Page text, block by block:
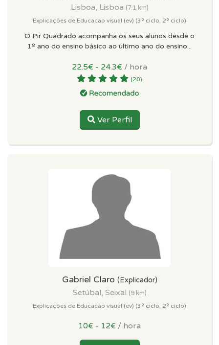
Lisboa, Lisboa (7.1 km)
Explicações de Educacao visual (ev) (3º ciclo, 2º ciclo)
O Pir Quadrado acompanha os seus alunos desde o
1º ano do ensino básico ao último ano do ensino...
22.5€ - 24.3€ / hora
(20)
Ver Perfil
Gabriel Claro (Explicador)
Setúbal, Seixal (9 km)
Explicações de Educacao visual (ev) (3º ciclo, 2º ciclo)
10€ - 12€ / hora